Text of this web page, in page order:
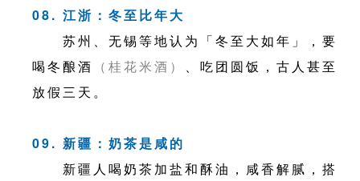
08. 江浙：冬至比年大
苏州、无锡等地认为「冬至大如年」，要
喝冬酿酒 （桂花米酒） 、吃团圆饭，古人甚至
放假三天。
09. 新疆：奶茶是咸的
新疆人喝奶茶加盐和酥油，咸香解腻，搭